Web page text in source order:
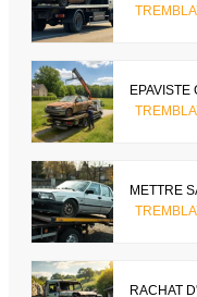
EPAVISTE
METTRE
RACHAT